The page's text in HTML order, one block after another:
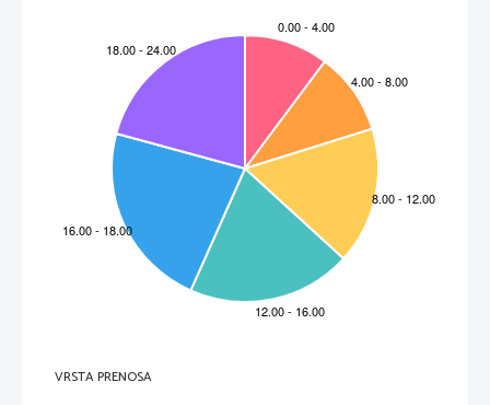
1 CEZARJEVO OTROŠTVO
Gaj Julij Cezar se je rodil 12. kvintilisa leta 100 p.n.š. v Rimu. Pozneje so dali temu mesecu
ime julij (po Cezarju). Njegov oče je bil pretor Gaj Julij Cezar, njegova mati pa Aurelija,
izobražena žena, hči vrhovnega svečenika Aurelija Kote.
Cezarja sta oče in mati že doma skrbno vzgajala. Verjetno sta prav starša zaslužena za to, da
je postal eden najboljših vojskovodij vseh časov.
Cezar je bil izjemno ambiciozen in je celo življenje živel zgolj za idejo, da naredi Rim daleč
največjo svetovno silo, ki dominira celemu svetu, sam pa je edini na vrhu te mogočne
inštitucije, kot diktator. Zavedal se je, da svojo vizijo lahko uresniči le na en sam način in
sicer, da ga vzljubi rimsko ljudstvo in da pridobi svojo lastno vojsko, ki jo ne more nihče
VRSTA PRENOSA